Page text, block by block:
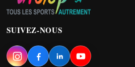
SUIVEZ-NOUS